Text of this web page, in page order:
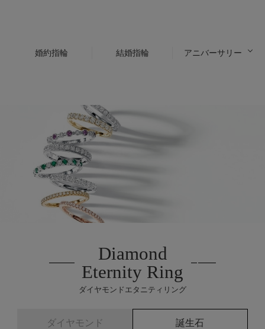
婚約指輪 結婚指輪 アニバーサリー
Diamond
Eternity Ring
ダイヤモンドエタニティリング
ダイヤモンド
誕生石